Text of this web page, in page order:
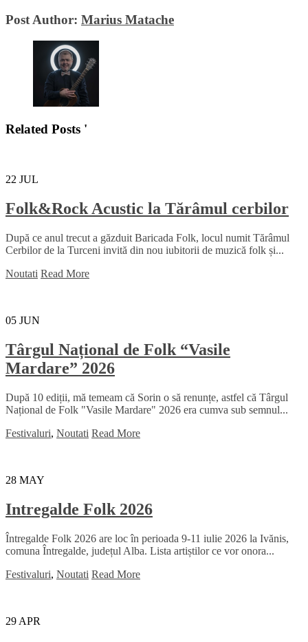
Post Author: Marius Matache
Related Posts '
22 JUL
Folk&Rock Acustic la Tărâmul cerbilor
După ce anul trecut a găzduit Baricada Folk, locul numit Tărâmul
Cerbilor de la Turceni invită din nou iubitorii de muzică folk și...
Noutati Read More
05 JUN
Târgul Național de Folk “Vasile
Mardare” 2026
După 10 ediții, mă temeam că Sorin o să renunțe, astfel că Târgul
Național de Folk "Vasile Mardare" 2026 era cumva sub semnul...
Festivaluri, Noutati Read More
28 MAY
Intregalde Folk 2026
Întregalde Folk 2026 are loc în perioada 9-11 iulie 2026 la Ivănis,
comuna Întregalde, județul Alba. Lista artiștilor ce vor onora...
Festivaluri, Noutati Read More
29 APR